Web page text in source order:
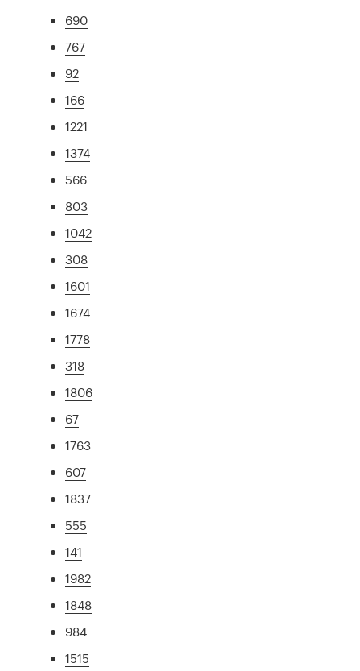
690
767
92
166
1221
1374
566
803
1042
308
1601
1674
1778
318
1806
67
1763
607
1837
555
141
1982
1848
984
1515